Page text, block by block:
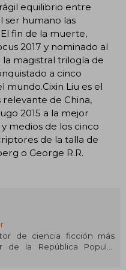
equilibrio entre
ser humano las
fin de la muerte,
2017 y nominado al
la magistral trilogía de
a cinco
mundo.Cixin Liu es el
de China,
2015 a la mejor
medios de los cinco
de la talla de
o George R.R.
de ciencia ficción más
de la República Popular
ocho veces con